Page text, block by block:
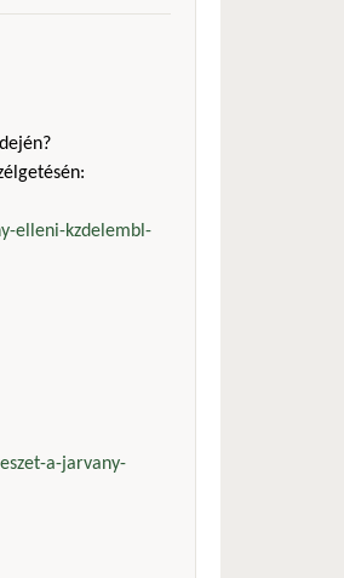
elleni-kzdelembl-
a-jarvany-